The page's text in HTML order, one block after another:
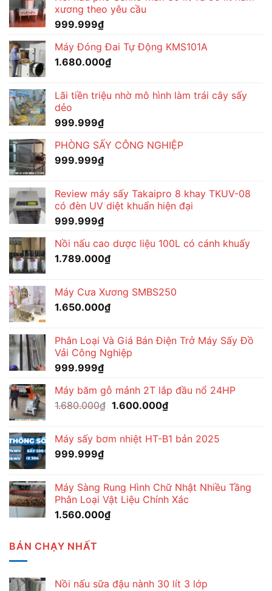
xương theo yêu cầu
999.999₫
Máy Đóng Đai Tự Động KMS101A
1.680.000₫
Lãi tiền triệu nhờ mô hình làm trái cây sấy
dẻo
999.999₫
PHÒNG SẤY CÔNG NGHIỆP
999.999₫
Review máy sấy Takaipro 8 khay TKUV-08
có đèn UV diệt khuẩn hiện đại
999.999₫
Nồi nấu cao dược liệu 100L có cánh khuấy
1.789.000₫
Máy Cưa Xương SMBS250
1.650.000₫
Phân Loại Và Giá Bán Điện Trở Máy Sấy Đồ
Vải Công Nghiệp
999.999₫
Máy băm gỗ mảnh 2T lắp đầu nổ 24HP
1.680.000₫ Giá
1.680.000₫.
1.600.000₫Giá
là:
Máy sấy bơm nhiệt HT-B1 bản 2025
999.999₫
Máy Sàng Rung Hình Chữ Nhật Nhiều Tầng
Phân Loại Vật Liệu Chính Xác
1.560.000₫
BÁN CHẠY NHẤT
Nồi nấu sữa đậu nành 30 lít 3 lớp